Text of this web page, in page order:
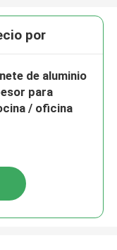
por
de aluminio
para
/ oficina